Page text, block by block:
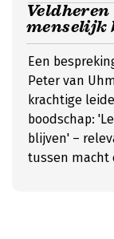
menselijk
Een
Peter van
krachtige
boodschap:
blijven' –
tussen macht